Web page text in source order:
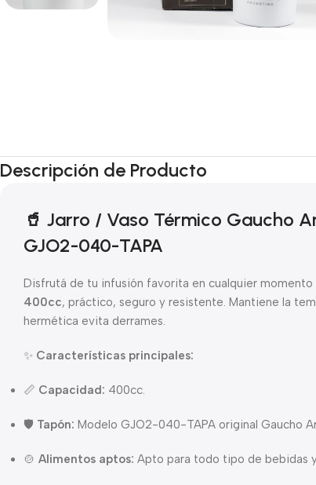
Descripción de Producto
🥤 Jarro / Vaso Térmico Gaucho
GJO2-040-TAPA
Disfrutá de tu infusión favorita en cualquier momento
400cc, práctico, seguro y resistente. Mantiene la
hermética evita derrames.
✨ Características principales:
📏 Capacidad: 400cc.
🛡️ Tapón: Modelo GJO2-040-TAPA original Gaucho
🍲 Alimentos aptos: Apto para todo tipo de bebidas